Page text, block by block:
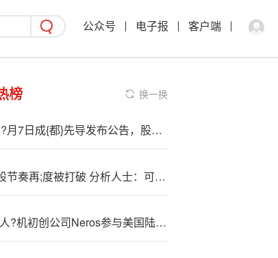
公众号 电子报 客户端
榜 换一换
11?月7日成{都}先导发布公告，股东减持185.94万股
A股节奏再;度被打破 分析人士：可能与市场预期纠偏存在一定关联
无人?机初创公司Neros参与美国陆军项目